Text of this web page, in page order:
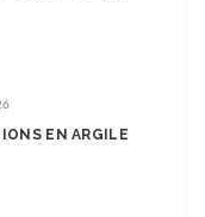
EN ARGILE